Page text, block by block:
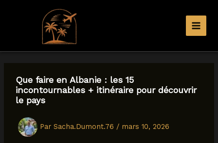
Aller
contenuQue faire en Albanie : les 15
incontournables + itinéraire pour découvrir
le pays
Par Sacha.Dumont.76 / mars 10, 2026